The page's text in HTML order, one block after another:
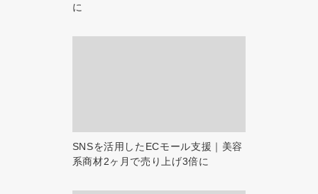
に
SNSを活用したECモール支援｜美容
系商材2ヶ月で売り上げ3倍に